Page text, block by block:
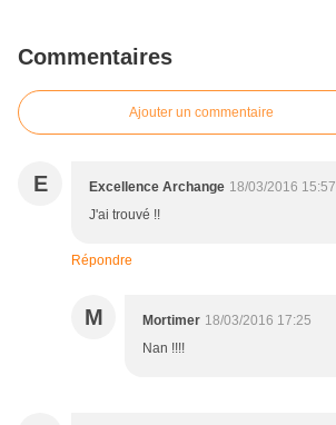
Commentaires
Ajouter un commentaire
E Excellence Archange 18/03/2016 15:57
J'ai trouvé !!
Répondre
M Mortimer 18/03/2016 17:25
Nan !!!!